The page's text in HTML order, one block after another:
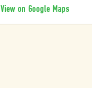
View on Google Maps